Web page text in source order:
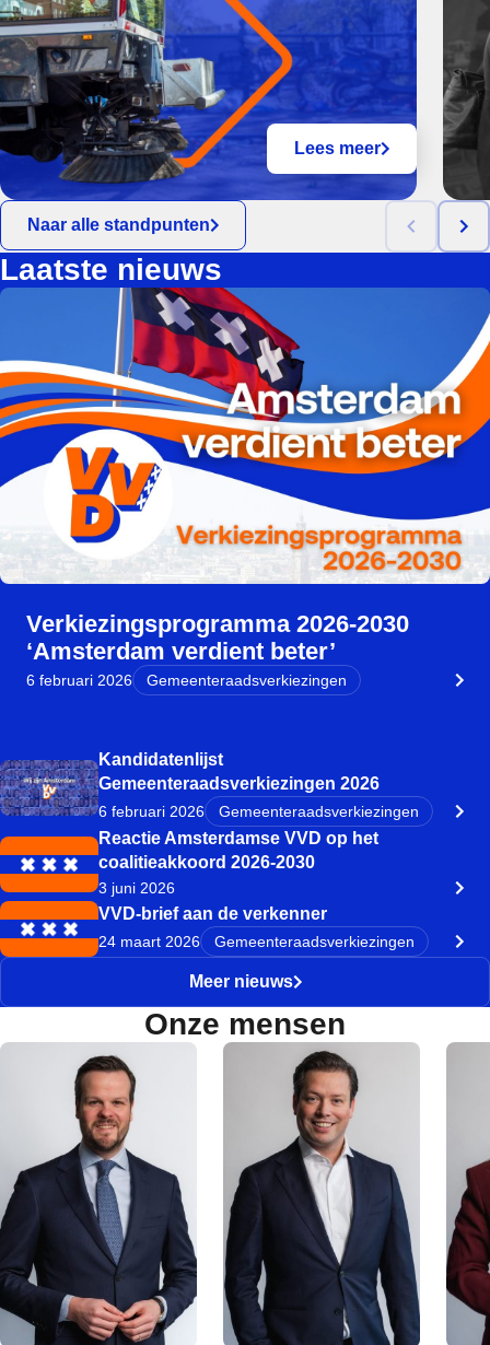
Lees meer
Naar alle standpunten
Laatste nieuws
Verkiezingsprogramma 2026-2030
‘Amsterdam verdient beter’
6 februari 2026 Gemeenteraadsverkiezingen
Kandidatenlijst
Gemeenteraadsverkiezingen 2026
6 februari 2026 Gemeenteraadsverkiezingen
Reactie Amsterdamse VVD op het
coalitieakkoord 2026-2030
3 juni 2026
VVD-brief aan de verkenner
24 maart 2026 Gemeenteraadsverkiezingen
Meer nieuws
Onze mensen